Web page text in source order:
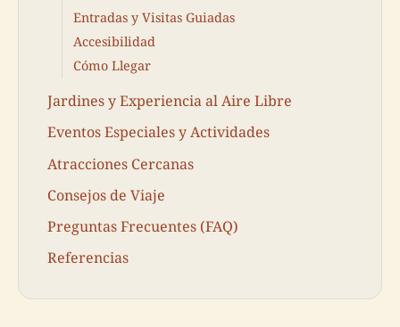
Entradas y Visitas Guiadas
Accesibilidad
Cómo Llegar
Jardines y Experiencia al Aire Libre
Eventos Especiales y Actividades
Atracciones Cercanas
Consejos de Viaje
Preguntas Frecuentes (FAQ)
Referencias